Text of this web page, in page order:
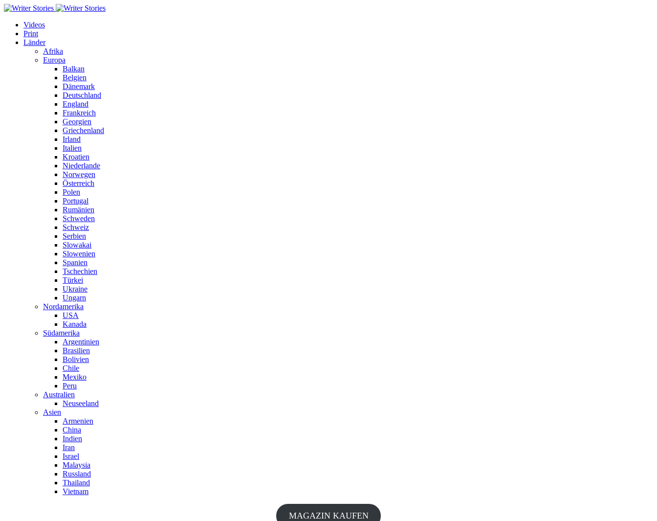
Videos
Print
Länder
Afrika
Europa
Balkan
Belgien
Dänemark
Deutschland
England
Frankreich
Georgien
Griechenland
Irland
Italien
Kroatien
Niederlande
Norwegen
Österreich
Polen
Portugal
Rumänien
Schweden
Schweiz
Serbien
Slowakai
Slowenien
Spanien
Tschechien
Türkei
Ukraine
Ungarn
Nordamerika
USA
Kanada
Südamerika
Argentinien
Brasilien
Bolivien
Chile
Mexiko
Peru
Australien
Neuseeland
Asien
Armenien
China
Indien
Iran
Israel
Malaysia
Russland
Thailand
Vietnam
MAGAZIN KAUFEN